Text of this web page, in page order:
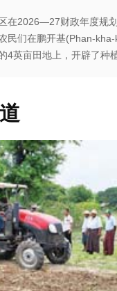
在2026—27财政年度规
民们在鹏开基(Phan-
4英亩田地上，开辟了种